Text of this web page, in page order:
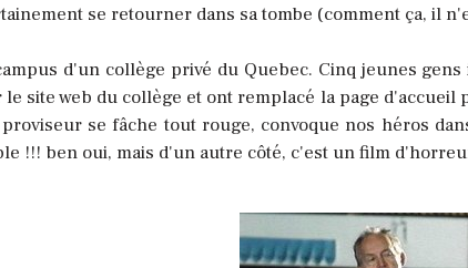
se retourner dans sa tombe (comment ça, il
d'un collège privé du Quebec. Cinq jeunes
site web du collège et ont remplacé la page
se fâche tout rouge, convoque nos héros
!!! ben oui, mais d'un autre côté, c'est un film